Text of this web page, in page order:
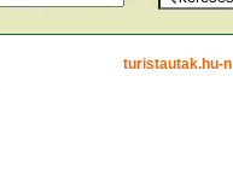
turistautak.hu-n